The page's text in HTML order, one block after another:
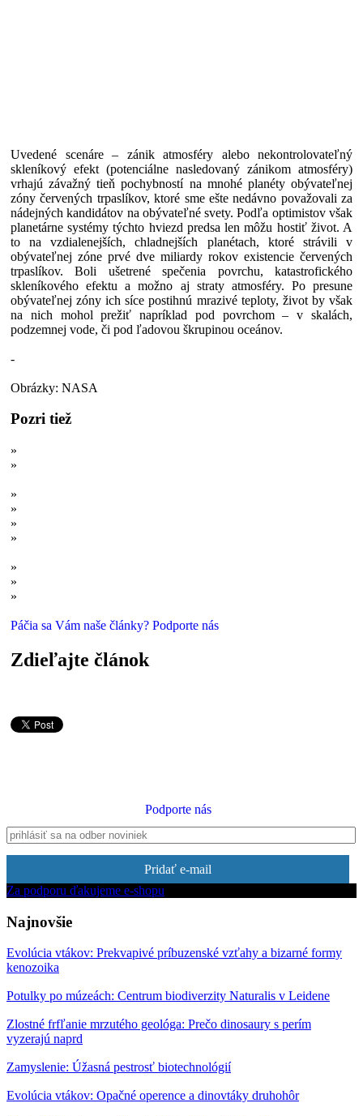
Uvedené scenáre – zánik atmosféry alebo nekontrolovateľný
skleníkový efekt (potenciálne nasledovaný zánikom atmosféry)
vrhajú závažný tieň pochybností na mnohé planéty obývateľnej
zóny červených trpaslíkov, ktoré sme ešte nedávno považovali za
nádejných kandidátov na obývateľné svety. Podľa optimistov však
planetárne systémy týchto hviezd predsa len môžu hostiť život. A
to na vzdialenejších, chladnejších planétach, ktoré strávili v
obývateľnej zóne prvé dve miliardy rokov existencie červených
trpaslíkov. Boli ušetrené spečenia povrchu, katastrofického
skleníkového efektu a možno aj straty atmosféry. Po presune
obývateľnej zóny ich síce postihnú mrazivé teploty, život by však
na nich mohol prežiť napríklad pod povrchom – v skalách,
podzemnej vode, či pod ľadovou škrupinou oceánov.
-
Obrázky: NASA
Pozri tiež
»
»
»
»
»
»
»
»
»
Páčia sa Vám naše články? Podporte nás
Zdieľajte článok
Podporte nás
Pridať e-mail
Za podporu ďakujeme e-shopu
Najnovšie
Evolúcia vtákov: Prekvapivé príbuzenské vzťahy a bizarné formy
kenozoika
Potulky po múzeách: Centrum biodiverzity Naturalis v Leidene
Zlostné frfľanie mrzutého geológa: Prečo dinosaury s perím
vyzerajú naprd
Zamyslenie: Úžasná pestrosť biotechnológií
Evolúcia vtákov: Opačné operence a dinovtáky druhohôr